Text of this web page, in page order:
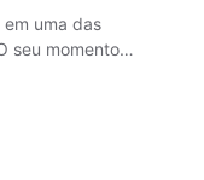
uma das
seu momento…